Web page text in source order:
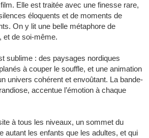
Elle est traitée avec une finesse rare,
éloquents et de moments de
On y lit une belle métaphore de
et de soi-même.
sublime : des paysages nordiques
à couper le souffle, et une animation
univers cohérent et envoûtant. La bande-
accentue l’émotion à chaque
à tous les niveaux, un sommet du
autant les enfants que les adultes, et qui